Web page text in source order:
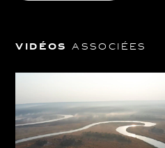
Vidéos associées